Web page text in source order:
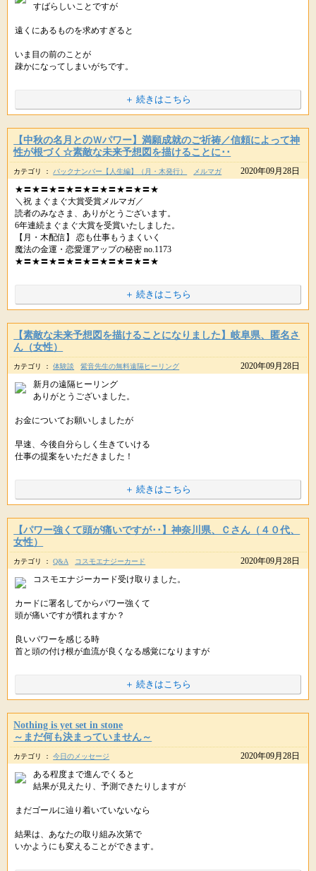
このように
・収穫する前から
・よい実を結ぶ前から
感謝をささげることを
「予祝芸能」といい
日本の伝統的なご神事のカタチです。
よいことが起きる前から
感謝をささげることで
実際によいことを引き寄せる。
願いを叶える方法です。
「よいことが起きる前から
お祝いをしてお祭りにするとは
何ごとか？」
と疑問に思うかもしれません。
しかし、実際に
たとえば
元日には
祝福するお祭りです。
お祝いするわけではありません。
コロナ騒動や地球環境の危機など
お祝いする雰囲気でないときほど
新しい時代を
コミュニケーション。
■【チョコっと追加】限定アイテム
以前、あっという間に完売してしまった
・コスモエナジーカード「トラスト」
自信をつけて
望む人生を創造できるように、とご用意したところ
できるだけ
希望している方々に手にしていただきたい
との思いから
今回、わずかですが
お分けできることなりました。
紫音先生のコスモエナジーカード「トラスト」
http://star-mall.net/shizuku/item/cosmo_t
新しいことにチャレンジしたい。
自分も夢を叶えたい。
でも、なかなか行動できない。
自信がない。
といった方にオススメです。
■【中秋の名月とのＷパワー】満願成就のご祈祷
http://star-mall.net/shizuku/item/fullmoon/
次回の満月は
に、おひつじ座で起こります。
今年は、満月の前日１０月１日がそれにあたります。
元来、満月は
願いが満ちて叶う、とされていますが
と言われています。
これからグッと寒くなる日が続きますので
お体に気をつけてご自愛くたさいね。
最後に採用された次の日に以前応募していた懸賞が当たりました。
++++
こんにちは。
星のしずくです。
メールありがとうございます。
なんと、ご希望のパートの採用が
決まったとのこと、おめでとうございます♪
> 紫音先生のパワーは届く前からも私に暖かい力を授けて･･
「そのエネルギーを受け取ります」と
ご自身で、決断・宣言をしている状態になります。
その決断と宣言によって
ご祈祷やアイテムとの繋がりが作られ
必要なエネルギーがお届けされる、ということが起こります。
> 小さな幸せをコツコツと積み重ねていき
はい。
願いに向けて、できる限りのことをしたら
「大丈夫かな。不安だな」
というネガティブな感情ではなく
「私は大丈夫」と信頼して
結果を待つことができるようになります。
ネガティブな感情からの行動は
ネガティブな結果を引き起こしやすくなります。
ポジティブな感情からの行動は
ポジティブな結果を引き起こしやすくなります。
ぜひこれからも
ポジティブな感情からの行動を積み重ねて
さらにたくさんの願いを
叶えていただければと思います。
またなにかよいことや嬉しいことがありましたら
教えてくださいね。
署名欄があり、署名していただくことでパワーが
その署名から１年間が期限となります。
ご参考にしていただければと思います。
▼コスモエナジーカード
http://www.star-mall.net/shizuku/item/cosmo/
URLをコピペしてシェアもできます。
すばらしいことですが
遠くにあるものを求めすぎると
いま目の前のことが
疎かになってしまいがちです。
スタート地点は、いまある場所から
ということを
忘れないようにしましょう。
いまの積み重ねが、未来を作ります。
土台となる足元は
あなた自身が踏みしめて
固めていくことが大切です。
土台が固まれば固まるほど
ﾟ･*:.｡..｡.:*･ﾟﾟ･*:.｡..｡.:*･ﾟﾟ･*:.｡..｡.:*･ﾟﾟ･*:.｡..｡.:*･ﾟ
今日も素敵な１日をお過ごしください。
＋ 続きはこちら
【中秋の名月とのＷパワー】満願成就のご祈祷／信頼によって神
性が根づく☆素敵な未来予想図を描けることに･･
カテゴリ ： バックナンバー【人生編】（月・木発行） メルマガ
2020年09月28日
★〓★〓★〓★〓★〓★〓★〓★〓★
＼祝 まぐまぐ大賞受賞メルマガ／
読者のみなさま、ありがとうございます。
6年連続まぐまぐ大賞を受賞いたしました。
【月・木配信】 恋も仕事もうまくいく
魔法の金運・恋愛運アップの秘密 no.1173
★〓★〓★〓★〓★〓★〓★〓★〓★
願いごとを叶え、豊かに生きるには
運気を高めるアイテムだけでなく
幸せになる考え方や習慣を身につけることも欠かせません。
そこで星のしずくでは無料メールマガジンにて
読者さんの身近な悩みを題材に
幸せになるヒントをお届けしております。
お楽しみいただければと思います。
http://star-mall.net/shizuku/menu/user-voice
↑にて読者さんの推薦文もお読みいただけます。
昨日、新しい財運財布を
ご紹介しました。
紫音先生パワー封入
財運財布「貴富(きふ)ラベンダー」
↓↓
http://star-mall.net/shizuku/item/saifu
ご希望の声をいただいておりました
高貴なラベンダー色で
ご用意しております。
メルマガ読者さまのみ先行でご案内しております。
******
＋ 続きはこちら
【素敵な未来予想図を描けることになりました】岐阜県、匿名さ
ん（女性）
カテゴリ ：体験談 紫音先生の無料遠隔ヒーリング
2020年09月28日
新月の遠隔ヒーリング
ありがとうございました。
お金についてお願いしましたが
早速、今後自分らしく生きていける
仕事の提案をいただきました！
自分らしく表現することが仕事になり、
周りをホッコリさせて収入に繋がる･･
こんな素敵な未来予想図を
描けることになりました。
本当にありがとうございました。
++++
星のしずくより
こんにちは。
ご参加いただき、ありがとうございます。
なんと、さっそく嬉しいお仕事の提案を
いただいたとのこと。
> 周りをホッコリさせて収入に繋がる･･
ステキなことが起こって来そうで
これからが楽しみですね。
これからのステキな活動を
応援しております。
＋ 続きはこちら
【パワー強くて頭が痛いですが･･】神奈川県、Ｃさん（４０代、
女性）
カテゴリ ：Q&A コスモエナジーカード
2020年09月28日
コスモエナジーカード受け取りました。
カードに署名してからパワー強くて
頭が痛いですが慣れますか？
良いパワーを感じる時
首と頭の付け根が血流が良くなる感覚になりますが
どうしたら良いでしょう。
慣れれば大丈夫だと良いのですが・・
++++
星のしずくより
++++
星のしずくです。
コスモエナジーカードを手にしていただき
ありがとうございます。
＋ 続きはこちら
Nothing is yet set in stone
～まだ何も決まっていません～
カテゴリ ：今日のメッセージ
2020年09月28日
ある程度まで進んでくると
結果が見えたり、予測できたりしますが
まだゴールに辿り着いていないなら
結果は、あなたの取り組み次第で
いかようにも変えることができます。